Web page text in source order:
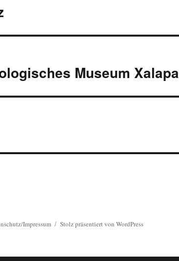
Museum Xalapa
Impressum Stolz präsentiert von WordPress